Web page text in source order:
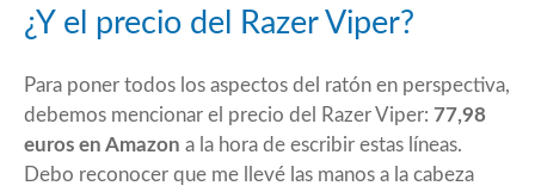
¿Y el precio del Razer Viper?
Para poner todos los aspectos del ratón en perspectiva,
debemos mencionar el precio del Razer Viper: 77,98
euros en Amazon a la hora de escribir estas líneas.
Debo reconocer que me llevé las manos a la cabeza